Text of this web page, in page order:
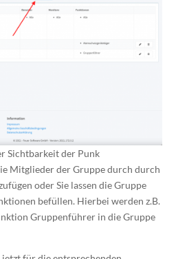
Sichtbarkeit der Punk
Mitglieder der Gruppe durch durch
oder Sie lassen die Gruppe
befüllen. Hierbei werden z.B.
Gruppenführer in die Gruppe